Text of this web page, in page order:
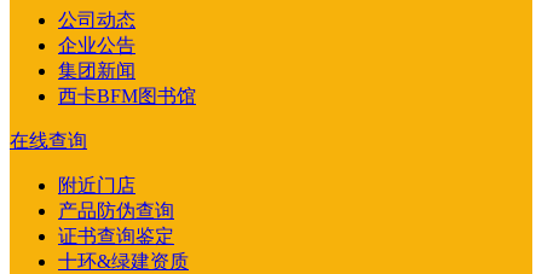
公司动态
企业公告
集团新闻
西卡BFM图书馆
在线查询
附近门店
产品防伪查询
证书查询鉴定
十环&绿建资质